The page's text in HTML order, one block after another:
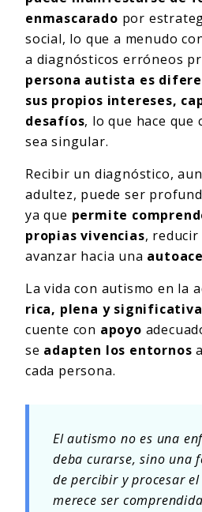
enmascarado por
social, lo que a menudo
a diagnósticos erróneos
persona autista es
sus propios intereses,
desafíos, lo que hace que
sea singular.
Recibir un diagnóstico,
adultez, puede ser
ya que permite
propias vivencias,
avanzar hacia una
La vida con autismo en la
rica, plena y significativa
cuente con apoyo
se adapten los entornos
cada persona.
El autismo no es una
deba curarse, sino una
de percibir y procesar
merece ser